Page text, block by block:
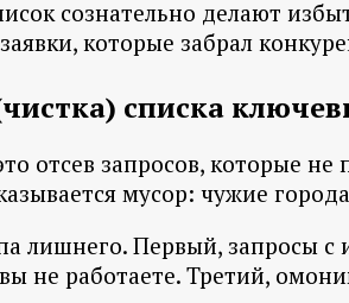
сознательно делают
которые забрал
списка
отсев запросов, которые
мусор: чужие
лишнего. Первый, запросы с
не работаете. Третий,